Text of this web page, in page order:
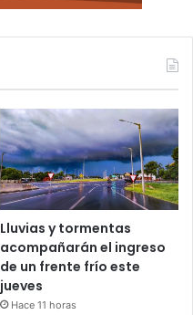
Lluvias y tormentas
acompañarán el ingreso
de un frente frío este
jueves
Hace 11 horas